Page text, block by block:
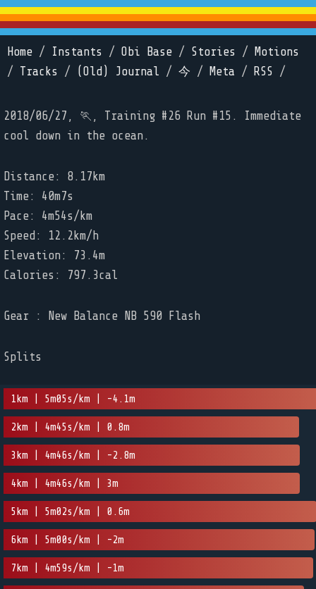
Home / Instants / Obi Base / Stories /
Motions
/ Tracks / (Old) Journal / 今 / Meta / RSS /
2018/06/27, 🏃, Training #26 Run #15. Immediate
cool down in the ocean.
Distance: 8.17km
Time: 40m7s
Pace: 4m54s/km
Speed: 12.2km/h
Elevation: 73.4m
Calories: 797.3cal
Gear : New Balance NB 590 Flash
Splits
1km | 5m05s/km | -4.1m
2km | 4m45s/km | 0.8m
3km | 4m46s/km | -2.8m
4km | 4m46s/km | 3m
5km | 5m02s/km | 0.6m
6km | 5m00s/km | -2m
7km | 4m59s/km | -1m